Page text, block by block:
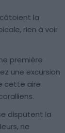
côtoient la
rien à voir
première
une excursion
cette aire
disputent la
ne